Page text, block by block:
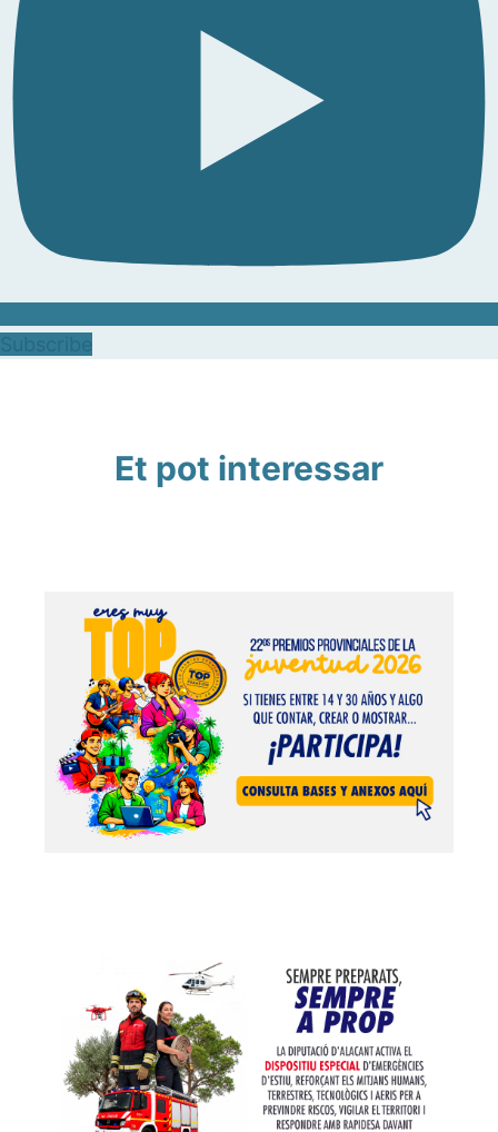
Et pot interessar